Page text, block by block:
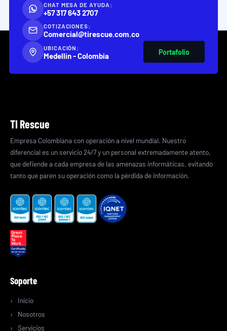
CHAT MESA DE AYUDA:
+57 317 643 2707
COTIZACIONES:
Comercial@tirescue.com.co
UBICACIÓN:
Medellín - Colombia Portafolio
TI Rescue
Empresa Colombiana con operación a nivel mundial. Nuestro
diferencial es un servicio 24/7 y un personal extremadamente atento,
que defiende a cada empresa de las amenazas informáticas, evitando
tanto que paren su operación como la pérdida de información.
Soporte
Inicio
Nosotros
Servicios